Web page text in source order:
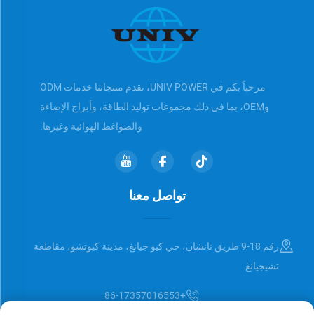
مرحباً بكم في UNIV POWER، تقدم منتجاتنا خدمات ODM
وOEM، بما في ذلك مجموعات توليد الطاقة، وأبراج الإضاءة
والضواغط الهوائية وغيرها.
تواصل معنا
رقم 18-9 طريق نانشان، حي كيو جيانغ، مدينة كيوتشو، مقاطعة
تشيجيانغ
+86-17357016553